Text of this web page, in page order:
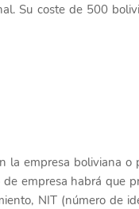
Su coste de 500
la empresa boliviana o
empresa habrá que
NIT (número de